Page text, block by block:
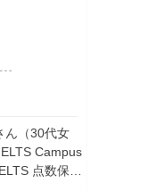
ん（30代女
Campus
点数保証